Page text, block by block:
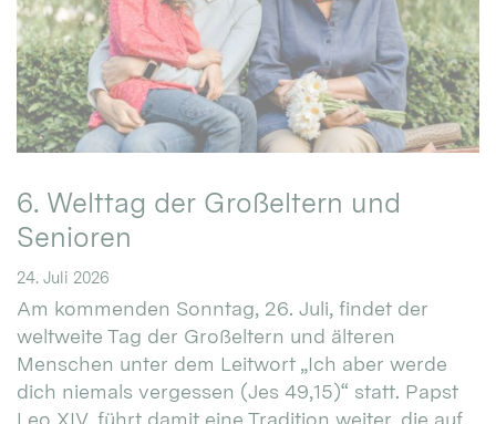
6. Welttag der Großeltern und
Senioren
24. Juli 2026
Am kommenden Sonntag, 26. Juli, findet der
weltweite Tag der Großeltern und älteren
Menschen unter dem Leitwort „Ich aber werde
dich niemals vergessen (Jes 49,15)“ statt. Papst